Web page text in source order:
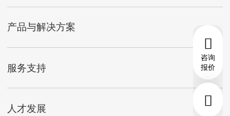
产品与解决方案
服务支持
人才发展
咨询
报价